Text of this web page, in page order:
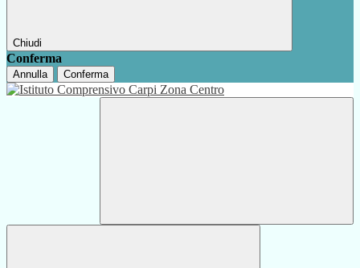
Chiudi
Conferma
Annulla Conferma